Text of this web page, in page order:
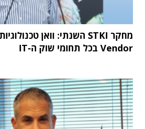
Vendor בכל תחומי שוק ה-IT